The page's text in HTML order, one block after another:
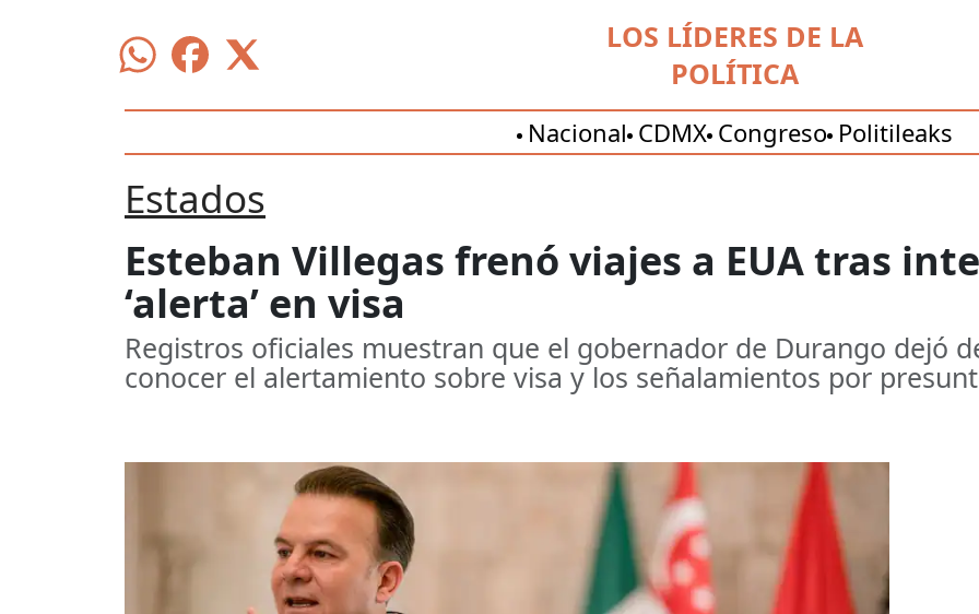
LOS LÍDERES DE LA
POLÍTICA
Nacional CDMX Congreso Politileaks
Estados
Esteban Villegas frenó viajes a EUA tras
‘alerta’ en visa
Registros oficiales muestran que el gobernador de Durango dejó
conocer el alertamiento sobre visa y los señalamientos por